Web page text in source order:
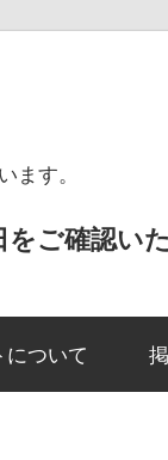
ます。
ご確認い
について